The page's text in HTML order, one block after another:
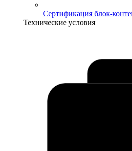
Сертификация блок-
Технические условия